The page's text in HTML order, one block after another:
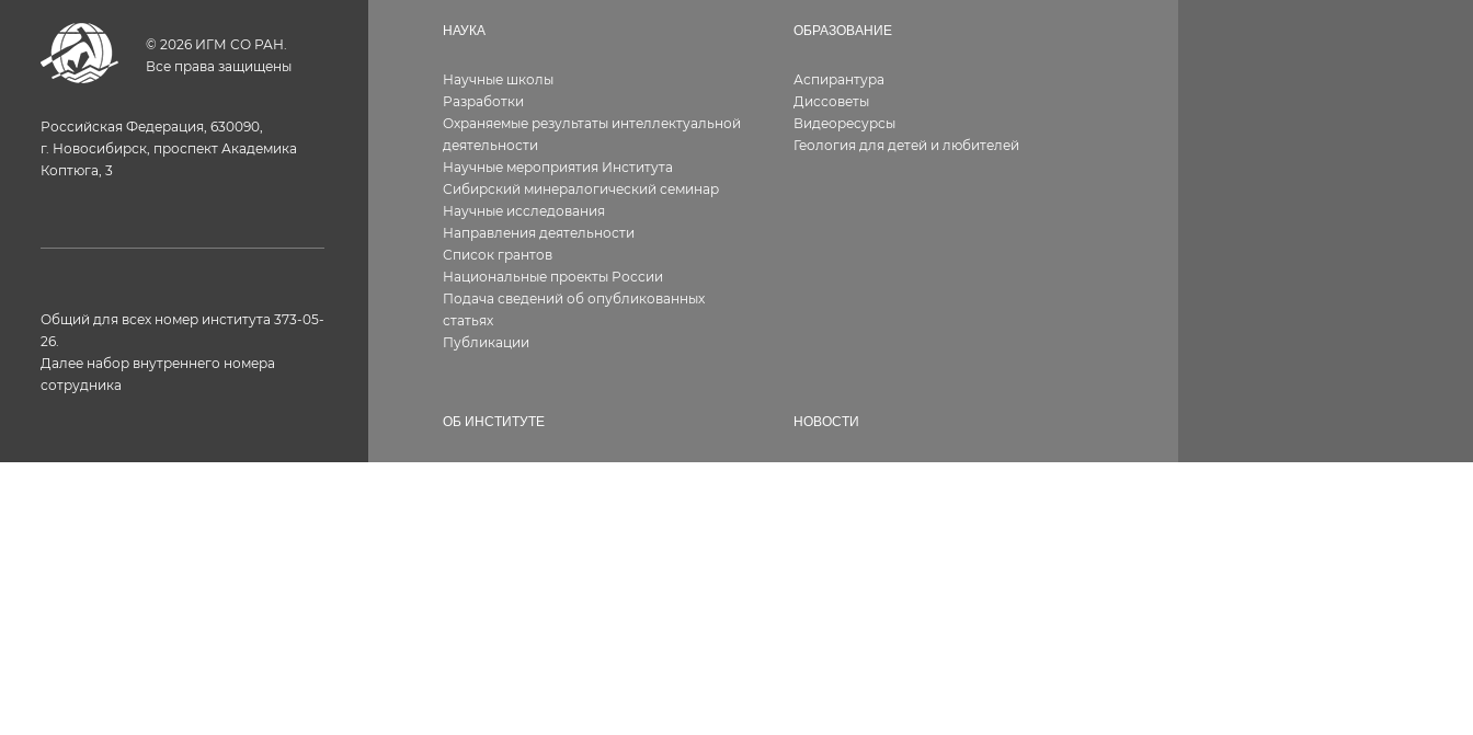
© 2026 ИГМ СО РАН.
Все права защищены
Российская Федерация, 630090,
г. Новосибирск, проспект Академика
Коптюга, 3
Общий для всех номер института 373-05-
26.
Далее набор внутреннего номера
сотрудника
НАУКА
Научные школы
Разработки
Охраняемые результаты интеллектуальной
деятельности
Научные мероприятия Института
Сибирский минералогический семинар
Научные исследования
Направления деятельности
Список грантов
Национальные проекты России
Подача сведений об опубликованных
статьях
Публикации
ОБРАЗОВАНИЕ
Аспирантура
Диссоветы
Видеоресурсы
Геология для детей и любителей
ОБ ИНСТИТУТЕ НОВОСТИ